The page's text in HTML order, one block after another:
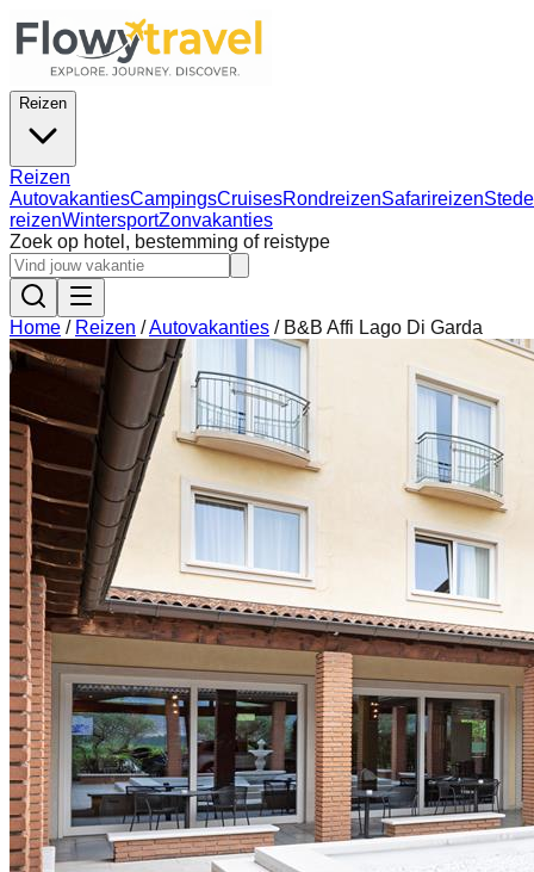
Reizen
Reizen
AutovakantiesCampingsCruisesRondreizenSafarireizen
reizenWintersportZonvakanties
Zoek op hotel, bestemming of reistype
Home / Reizen /Autovakanties / B&B Affi Lago Di Garda